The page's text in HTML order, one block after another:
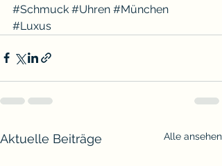
#Schmuck #Uhren #München
#Luxus
Aktuelle Beiträge Alle ansehen